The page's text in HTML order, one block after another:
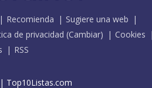
Recomienda
Sugiere una web
de privacidad (Cambiar)
Cookies
RSS
| Top10Listas.com